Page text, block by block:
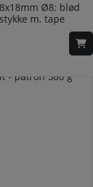
8x18mm Ø8: blød
m. tape